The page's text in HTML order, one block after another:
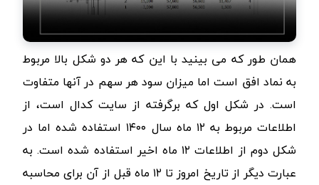
همان طور که می بینید با این که هر دو شکل بالا مربوط
به نماد افق است اما میزان سود هر سهم در آنها متفاوت
است. در شکل اول که برگرفته از سایت کدال است، از
اطلاعات مربوط به ۱۲ ماه سال ۱۴۰۰ استفاده شده اما در
شکل دوم از اطلاعات ۱۲ ماه اخیر استفاده شده است. به
عبارت دیگر از تاریخ امروز تا ۱۲ ماه قبل از آن برای محاسبه